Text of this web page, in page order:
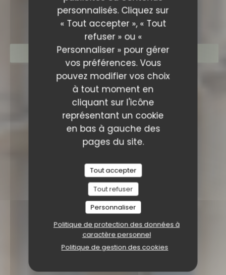
personnalisés. Cliquez sur
« Tout accepter », « Tout
refuser » ou «
Personnaliser » pour gérer
vos préférences. Vous
pouvez modifier vos choix
à tout moment en
cliquant sur l'icône
représentant un cookie
en bas à gauche des
pages du site.
Tout accepter
Tout refuser
Personnaliser
Politique de protection des données à
caractère personnel
Politique de gestion des cookies
RÉSERVER